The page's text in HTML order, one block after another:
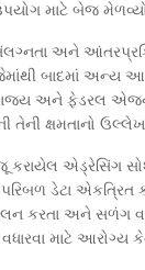
માટે બેજ
અને
બાદમાં અન્ય
અને ફેડરલ
તેની ક્ષમતાનો
કરાયેલ એડ્રેસિંગ
ડેટા એકત્રિત
કરતા અને સળંગ
માટે આરોગ્ય